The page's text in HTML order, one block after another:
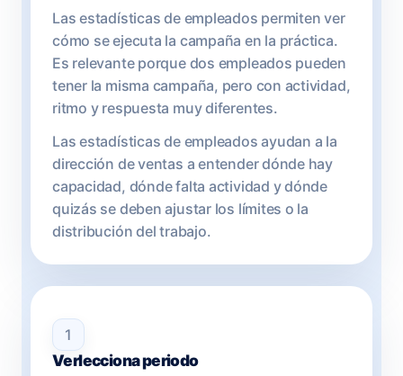
Las estadísticas de empleados permiten ver
cómo se ejecuta la campaña en la práctica.
Es relevante porque dos empleados pueden
tener la misma campaña, pero con actividad,
ritmo y respuesta muy diferentes.
Las estadísticas de empleados ayudan a la
dirección de ventas a entender dónde hay
capacidad, dónde falta actividad y dónde
quizás se deben ajustar los límites o la
distribución del trabajo.
1
Verlecciona periodo